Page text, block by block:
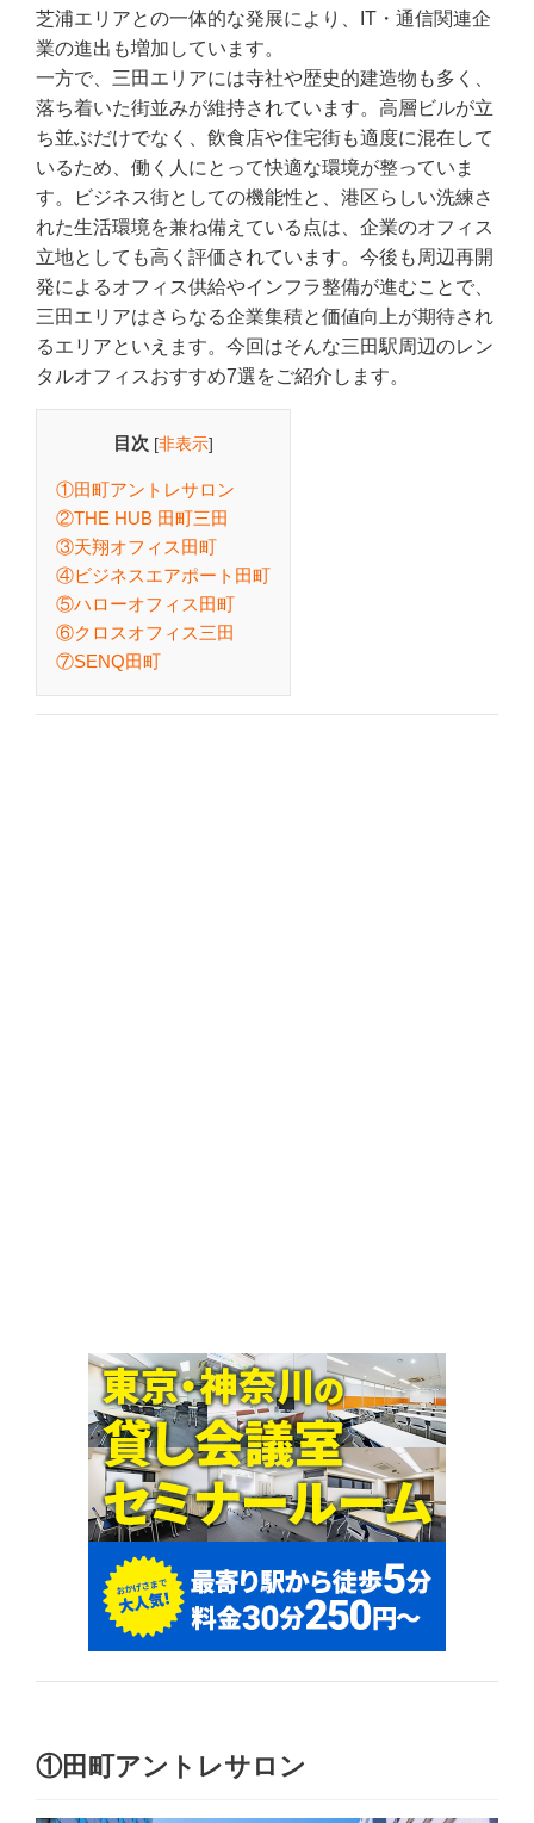
芝浦エリアとの一体的な発展により、IT・通信関連企
業の進出も増加しています。
一方で、三田エリアには寺社や歴史的建造物も多く、
落ち着いた街並みが維持されています。高層ビルが立
ち並ぶだけでなく、飲食店や住宅街も適度に混在して
いるため、働く人にとって快適な環境が整っていま
す。ビジネス街としての機能性と、港区らしい洗練さ
れた生活環境を兼ね備えている点は、企業のオフィス
立地としても高く評価されています。今後も周辺再開
発によるオフィス供給やインフラ整備が進むことで、
三田エリアはさらなる企業集積と価値向上が期待され
るエリアといえます。今回はそんな三田駅周辺のレン
タルオフィスおすすめ7選をご紹介します。
目次 [非表示]
①田町アントレサロン
②THE HUB 田町三田
③天翔オフィス田町
④ビジネスエアポート田町
⑤ハローオフィス田町
⑥クロスオフィス三田
⑦SENQ田町
①田町アントレサロン